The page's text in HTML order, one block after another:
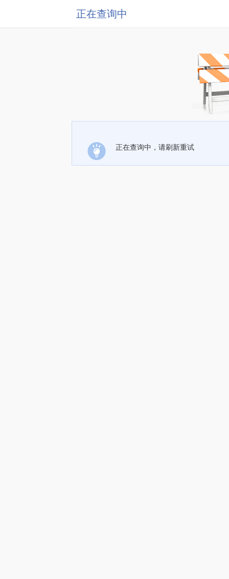
正在查询中
正在查询中，请刷新重试